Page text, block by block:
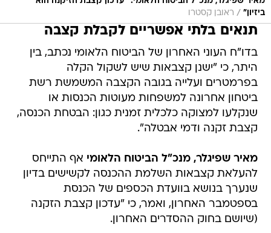
ביזיון" / ראובן קסטרו
תנאים בלתי אפשריים לקבלת קצבה
בדו"ח העוני האחרון של הביטוח הלאומי נכתב, בין
היתר, כי "ישנן קצבאות שיש לשקול הקלה
בפרמטרים ועלייה בגובה הקצבה המשמשת רשת
ביטחון אחרונה למשפחות מעוטות הכנסות או
שנקלעו למצוקה כלכלית זמנית כגון: הבטחת הכנסה,
קצבת זקנה ודמי אבטלה".
מאיר שפיגלר, מנכ"ל הביטוח הלאומי אף התייחס
להעלאת קצבאות השלמת ההכנסה לקשישים בדיון
שנערך בנושא בוועדת הכספים של הכנסת
בספטמבר האחרון, ואמר, כי "עדכון קצבת הזקנה
(שיושם בחוק ההסדרים האחרון.